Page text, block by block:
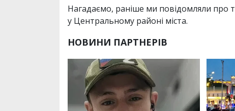
Нагадаємо, раніше ми повідомляли про
у Центральному районі міста.